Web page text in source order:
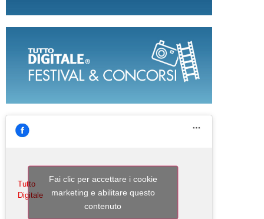
Tutto
Digitale
Fai clic per accettare i cookie
marketing e abilitare questo
contenuto